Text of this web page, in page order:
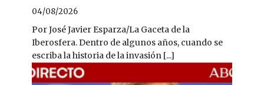
04/08/2026
Por José Javier Esparza/La Gaceta de la
Iberosfera. Dentro de algunos años, cuando se
escriba la historia de la invasión [...]